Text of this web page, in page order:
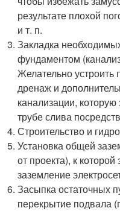
результате плохой
и т. п.
Закладка
фундаментом
Желательно
дренаж и
канализации,
трубе слива
Строительство и
Установка общей
от проекта), к
заземление
Засыпка остаточных
перекрытие подвала